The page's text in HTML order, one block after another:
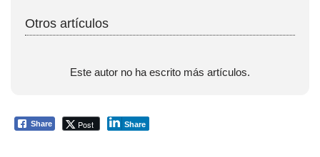
Otros artículos
Este autor no ha escrito más artículos.
Share Post Share